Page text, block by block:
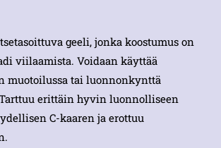
geeli, jonka koostumus on
viilaamista. Voidaan käyttää
muotoilussa tai luonnonkynttä
erittäin hyvin luonnolliseen
C-kaaren ja erottuu